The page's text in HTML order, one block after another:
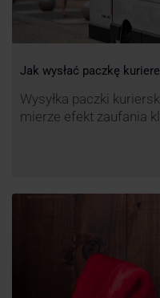
Jak wysłać paczkę
Wysyłka paczki
mierze efekt zaufania